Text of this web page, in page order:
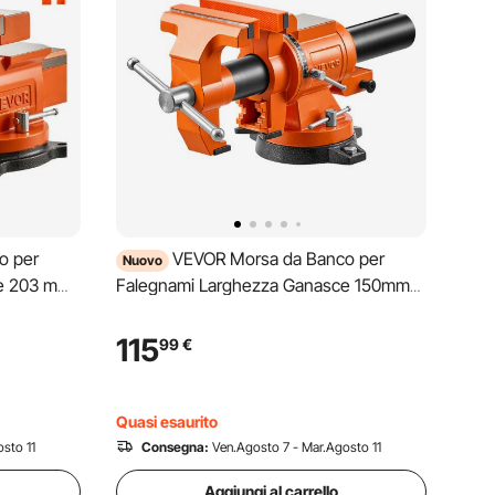
per
203 mm
Ghisa
11
Nuovo VEVOR Morsa da Banco per
Falegnami Larghezza Ganasce 150mm
Legno Foratura Taglio Tubi, Materiale in
Ghisa Sferoidale, Profondità di Gola
11599€
Quasi esaurito
Consegna: Ven.Agosto 7 - Mar.Agosto 11
Aggiungi al carrello